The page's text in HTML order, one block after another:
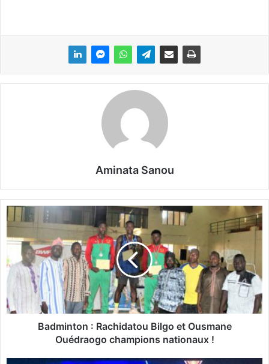
Aminata Sanou
B
a
d
i
n
o
n
Badminton : Rachidatou Bilgo et Ousmane
Ouédraogo champions nationaux !